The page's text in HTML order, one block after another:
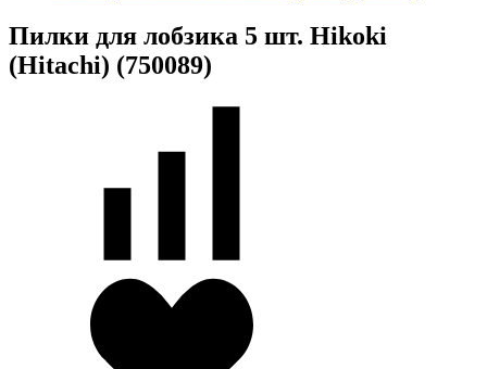
Пилки для лобзика 5 шт. Hikoki
(Hitachi) (750089)